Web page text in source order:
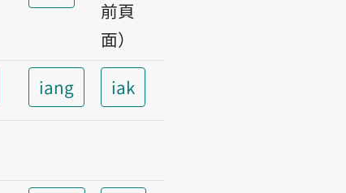
前頁
面）
iang iak